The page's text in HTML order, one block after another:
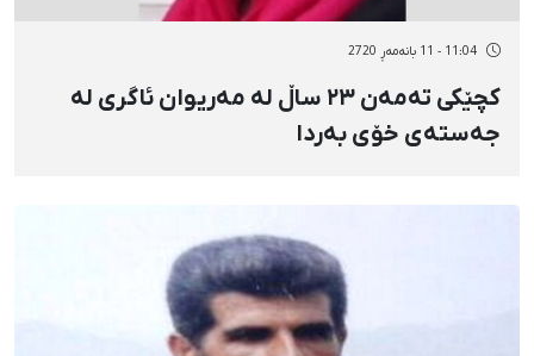
11:04 - 11 بانەمەڕ 2720
کچێکی تەمەن ٢٣ ساڵ لە مەریوان ئاگری لە
جەستەی خۆی بەردا